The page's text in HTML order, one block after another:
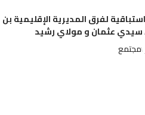
لفرق المديرية الإقليمية بن
سيدي عثمان و مولاي رشيد
مجتمع